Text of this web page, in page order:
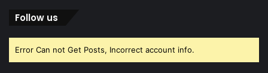
Follow us
Error Can not Get Posts, Incorrect account info.